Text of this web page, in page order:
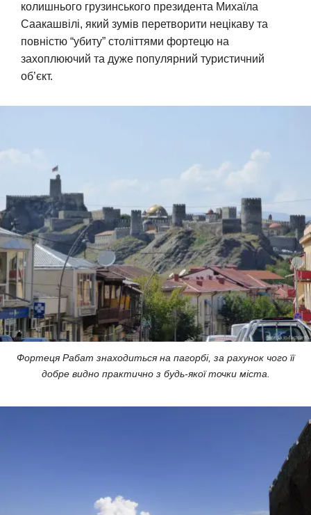
колишнього грузинського президента Михаїла
Саакашвілі, який зумів перетворити нецікаву та
повністю “убиту” століттями фортецю на
захоплюючий та дуже популярний туристичний
об’єкт.
Фортеця Рабат знаходиться на пагорбі, за рахунок чого її
добре видно практично з будь-якої точки міста.